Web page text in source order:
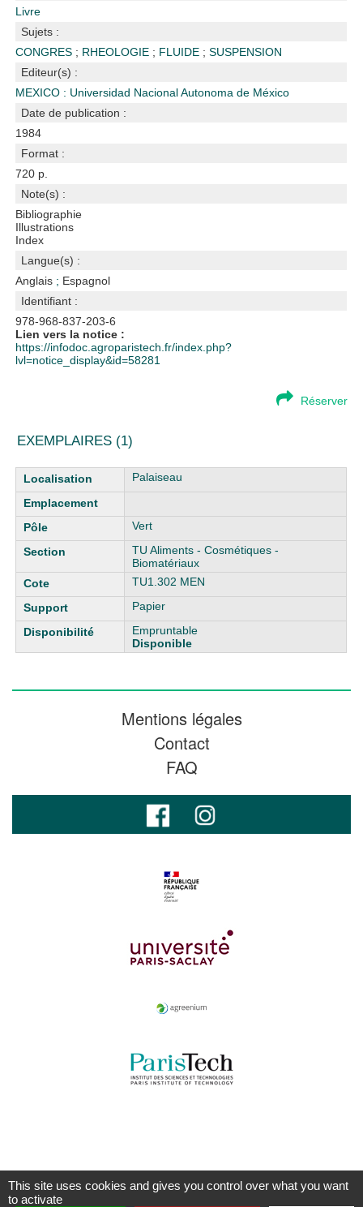
Livre
Sujets :
CONGRES ; RHEOLOGIE ; FLUIDE ;SUSPENSION
Editeur(s) :
MEXICO : Universidad Nacional Autonoma de México
Date de publication :
1984
Format :
720 p.
Note(s) :
Bibliographie
Illustrations
Index
Langue(s) :
Anglais ; Espagnol
Identifiant :
978-968-837-203-6
Lien vers la notice :
https://infodoc.agroparistech.fr/index.php?
lvl=notice_display&id=58281
Réserver
EXEMPLAIRES (1)
Liste des exemplaires Palaiseau
Vert
TU Aliments - Cosmétiques -
Biomatériaux
TU1.302 MEN
Papier
Empruntable
Disponible
Mentions légales
Contact
FAQ
This site uses cookies and gives you control over what you want
to activate